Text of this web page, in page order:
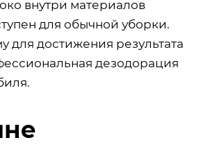
внутри материалов
для обычной уборки.
для достижения результата
дезодорация